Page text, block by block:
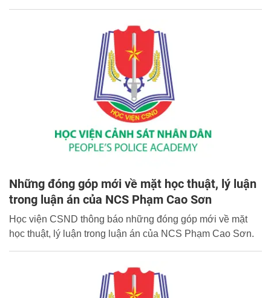
Những đóng góp mới về mặt học thuật, lý luận
trong luận án của NCS Phạm Cao Sơn
Học viện CSND thông báo những đóng góp mới về mặt
học thuật, lý luận trong luận án của NCS Phạm Cao Sơn.